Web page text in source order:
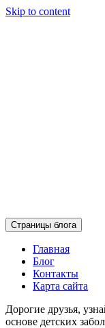
Skip to content
Страницы блога
Главная
Блог
Контакты
Карта сайта
Дорогие друзья,
основе детских